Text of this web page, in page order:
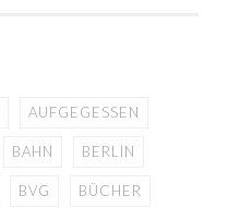
AUFGEGESSEN
BAHN BERLIN
BVG BÜCHER